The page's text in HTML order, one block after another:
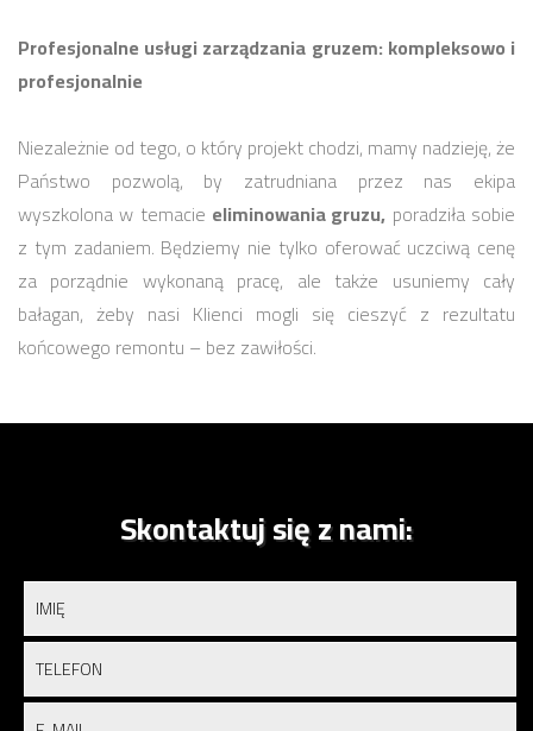
Profesjonalne usługi zarządzania gruzem: kompleksowo i
profesjonalnie
Niezależnie od tego, o który projekt chodzi, mamy nadzieję, że
Państwo pozwolą, by zatrudniana przez nas ekipa
wyszkolona w temacie eliminowania gruzu, poradziła sobie
z tym zadaniem. Będziemy nie tylko oferować uczciwą cenę
za porządnie wykonaną pracę, ale także usuniemy cały
bałagan, żeby nasi Klienci mogli się cieszyć z rezultatu
końcowego remontu – bez zawiłości.
Skontaktuj się z nami: